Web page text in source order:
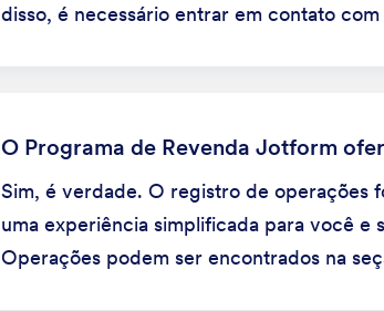
disso, é necessário entrar em contato
O Programa de Revenda Jotform
Sim, é verdade. O registro de operações
uma experiência simplificada para você
Operações podem ser encontrados na